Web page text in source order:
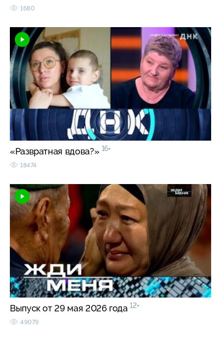
1680
«Развратная вдова?» 16+
18474
Выпуск от 29 мая 2026 года 12+
49079